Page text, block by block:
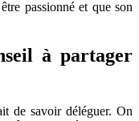
passionné et que son
à partager
de savoir déléguer. On